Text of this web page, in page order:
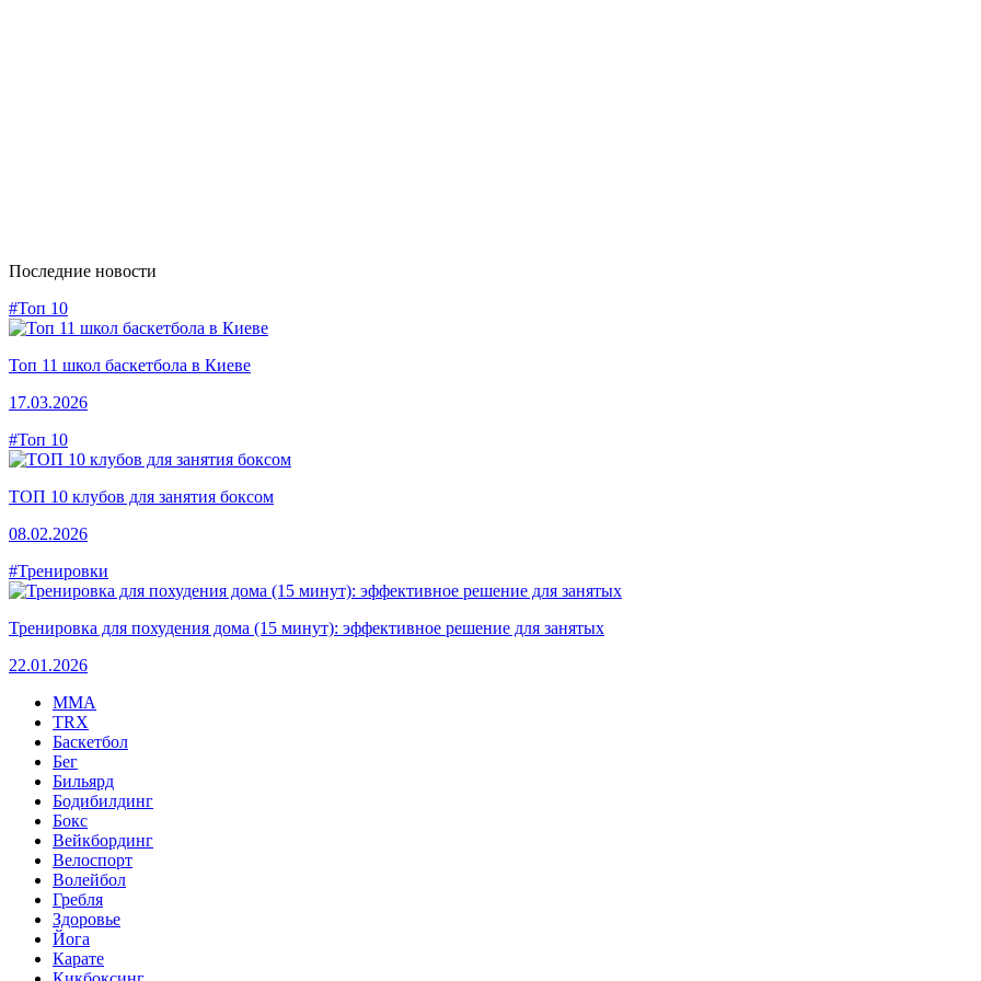
Последние новости
#Топ 10
Топ 11 школ баскетбола в Киеве
17.03.2026
#Топ 10
ТОП 10 клубов для занятия боксом
08.02.2026
#Тренировки
Тренировка для похудения дома (15 минут): эффективное решение для занятых
22.01.2026
MMA
TRX
Баскетбол
Бег
Бильярд
Бодибилдинг
Бокс
Вейкбординг
Велоспорт
Волейбол
Гребля
Здоровье
Йога
Карате